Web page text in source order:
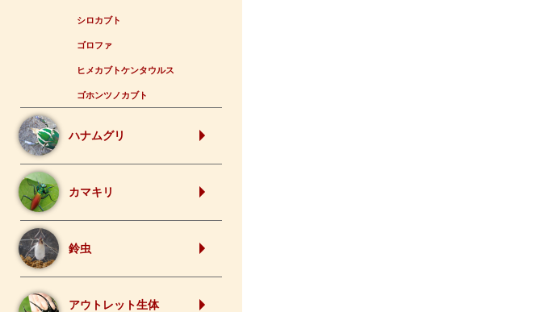
シロカブト
ゴロファ
ヒメカブトケンタウルス
ゴホンツノカブト
ハナムグリ
カマキリ
鈴虫
アウトレット生体